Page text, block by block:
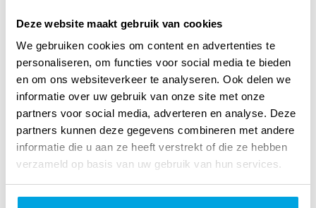
Deze website maakt gebruik van cookies
We gebruiken cookies om content en advertenties te
personaliseren, om functies voor social media te bieden
en om ons websiteverkeer te analyseren. Ook delen we
informatie over uw gebruik van onze site met onze
partners voor social media, adverteren en analyse. Deze
partners kunnen deze gegevens combineren met andere
informatie die u aan ze heeft verstrekt of die ze hebben
verzameld op basis van uw gebruik van hun services.
aankondiging van de geboorte aan Maria en daarna aan
Jozef; de ontmoeting tussen Maria en Elisabeth; de reis
naar Betlehem; de geboorte van Jezus; de herders die in het
veld worden die toegezongen worden door de engelen en
het bezoek van de Wijzen uit het oosten met hun
geschenken. Een prachtige manier om samen met kinderen
(vanaf 5 jaar) de geschiedenis van de geboorte van Jezus te